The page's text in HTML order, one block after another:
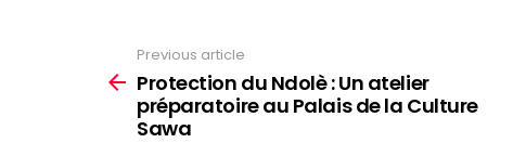
more
Previous article
Protection du Ndolè : Un atelier
préparatoire au Palais de la Culture
Sawa